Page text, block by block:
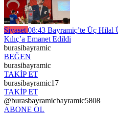
Siyaset 08:43 Bayramiç’te Üç Hilal
Kılıç’a Emanet Edildi
burasibayramic
BEĞEN
burasibayramic
TAKİP ET
burasibayramic17
TAKİP ET
@burasbayramicbayramic5808
ABONE OL